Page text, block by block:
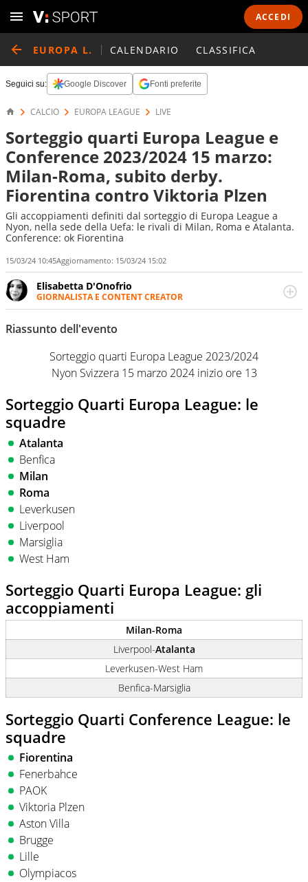
ACCEDI
EUROPA L. CALENDARIO CLASSIFICA
Seguici su: Google Discover Fonti preferite
CALCIO EUROPA LEAGUE LIVE
Sorteggio quarti Europa League e
Conference 2023/2024 15 marzo:
Milan-Roma, subito derby.
Fiorentina contro Viktoria Plzen
Gli accoppiamenti definiti dal sorteggio di Europa League a
Nyon, nella sede della Uefa: le rivali di Milan, Roma e Atalanta.
Conference: ok Fiorentina
15/03/24 10:45Aggiornamento: 15/03/24 15:02
Elisabetta D'Onofrio
GIORNALISTA E CONTENT CREATOR
Giornalista professionista dal 2007, scrive per curiosità
personale e necessità: soprattutto di calcio, di sport e dei
suoi protagonisti, concedendosi innocenti evasioni
destra, oggi si sente a suo agio nel ruolo di libero. Cura
una classifica riservata dei migliori 5 calciatori di sempre.
Riassunto dell'evento
Sorteggio quarti Europa League 2023/2024
Nyon Svizzera 15 marzo 2024 inizio ore 13
Sorteggio Quarti Europa League: le
squadre
Atalanta
Benfica
Milan
Roma
Leverkusen
Liverpool
Marsiglia
West Ham
Sorteggio Quarti Europa League: gli
accoppiamenti
Milan-Roma
Liverpool-Atalanta
Leverkusen-West Ham
Benfica-Marsiglia
Sorteggio Quarti Conference League: le
squadre
Fiorentina
Fenerbahce
PAOK
Viktoria Plzen
Aston Villa
Brugge
Lille
Olympiacos